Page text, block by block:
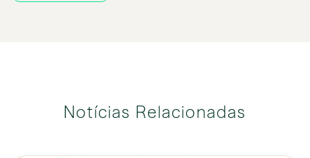
Notícias Relacionadas